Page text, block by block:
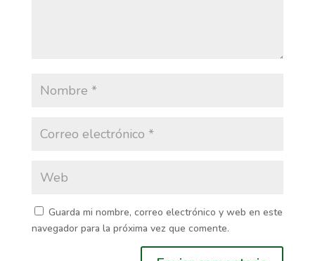
Guarda mi nombre, correo electrónico y web en este
navegador para la próxima vez que comente.